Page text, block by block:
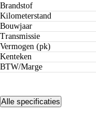
Brandstof
Kilometerstand
Bouwjaar
Transmissie
Vermogen (pk)
Kenteken
BTW/Marge
Alle specificaties